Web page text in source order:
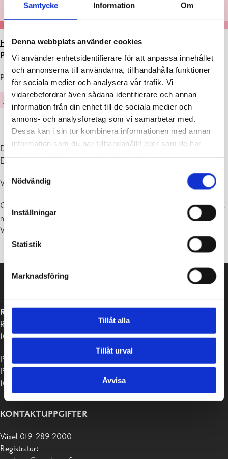
Samtycke Information Om
Denna webbplats använder cookies
Vi använder enhetsidentifierare för att anpassa innehållet
och annonserna till användarna, tillhandahålla funktioner
för sociala medier och analysera vår trafik. Vi
vidarebefordrar även sådana identifierare och annan
information från din enhet till de sociala medier och
annons- och analysföretag som vi samarbetar med.
Dessa kan i sin tur kombinera informationen med annan
information som du har tillhandahållit eller som de har
Nödvändig
Inställningar
Statistik
Marknadsföring
Tillåt alla
Tillåt urval
Avvisa
HEM>ARTIKLAR>UTSTÄLLNING I GALLERI
PERSPEKTIVET 3.-31.12.2022
Publicerad : 28.11.2022
KULTUR
Decembersalongen – Saga och fantasi
Ekenäs konstförening
Vernissage fre 2.12. kl. 18-20
Galleri Perspektivet (Raseborgsvägen 8/ Ekenäs bibliotek) är öppet
må-on 10-19, to-fre 10-17, lö 10-14, sö stängt
Varmt välkomna!
RASEBORGS STAD
Raseborgsvägen 37
10650 Ekenäs
Postadress:
PB 58
10611 Raseborg
KONTAKTUPPGIFTER
Växel 019-289 2000
Registratur: